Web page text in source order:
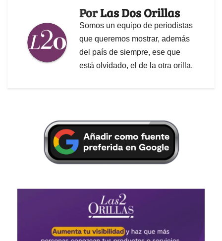
PorLas Dos Orillas
Somos un equipo de periodistas
que queremos mostrar, además
del país de siempre, ese que
está olvidado, el de la otra orilla.